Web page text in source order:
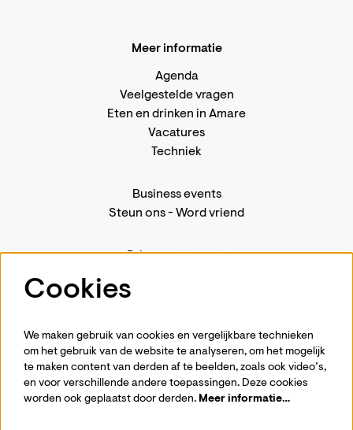
Meer informatie
Agenda
Veelgestelde vragen
Eten en drinken in Amare
Vacatures
Techniek
Business events
Steun ons-Word vriend
Privacystatement
Volg ons
Cookies
We maken gebruik van cookies en vergelijkbare technieken
om het gebruik van de website te analyseren, om het mogelijk
te maken content van derden af te beelden, zoals ook video’s,
en voor verschillende andere toepassingen. Deze cookies
worden ook geplaatst door derden. Meer informatie…